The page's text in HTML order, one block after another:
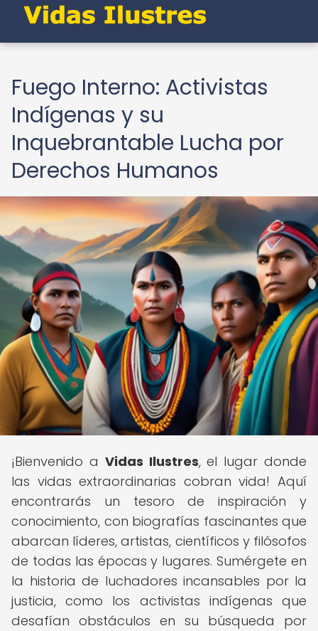
Fuego Interno: Activistas
Indígenas y su
Inquebrantable Lucha por
Derechos Humanos
¡Bienvenido a Vidas Ilustres, el lugar donde
las vidas extraordinarias cobran vida! Aquí
encontrarás un tesoro de inspiración y
conocimiento, con biografías fascinantes que
abarcan líderes, artistas, científicos y filósofos
de todas las épocas y lugares. Sumérgete en
la historia de luchadores incansables por la
justicia, como los activistas indígenas que
desafían obstáculos en su búsqueda por